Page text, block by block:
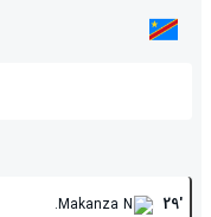
29'
Makanza N.